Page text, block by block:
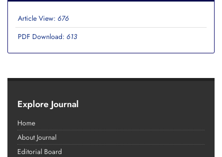
Article View: 676
PDF Download: 613
Explore Journal
Home
About Journal
Editorial Board